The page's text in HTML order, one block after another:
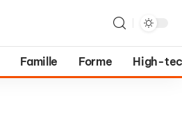
Famille Forme High-